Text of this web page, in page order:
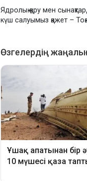
Ядролық қару мен
күш салуымыз қажет –